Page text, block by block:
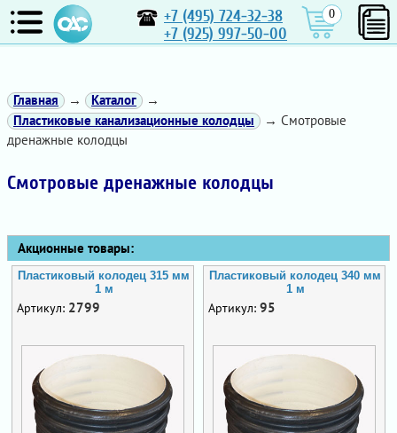
+7 (495) 724-32-38
+7 (925) 997-50-00
0
Главная → Каталог
→
Пластиковые канализационные колодцы
→ Смотровые
дренажные колодцы
Смотровые дренажные колодцы
Акционные товары:
Пластиковый колодец 315 мм
1 м
Артикул: 2799
Пластиковый колодец 340 мм
1 м
Артикул: 95